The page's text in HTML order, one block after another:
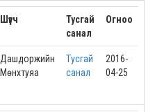
Шүүгч
Тусгай
санал
Огноо
Дашдоржийн
Мөнхтуяа
Тусгай
санал
2016-
04-25